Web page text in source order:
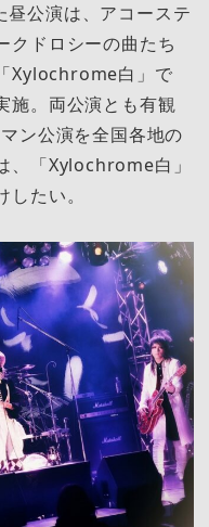
公演は、アコーステ
クドロシーの曲たち
Xylochrome白」で
施。両公演とも有観
ン公演を全国各地の
、「Xylochrome白」
たい。